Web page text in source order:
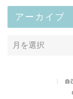
アーカイブ
自